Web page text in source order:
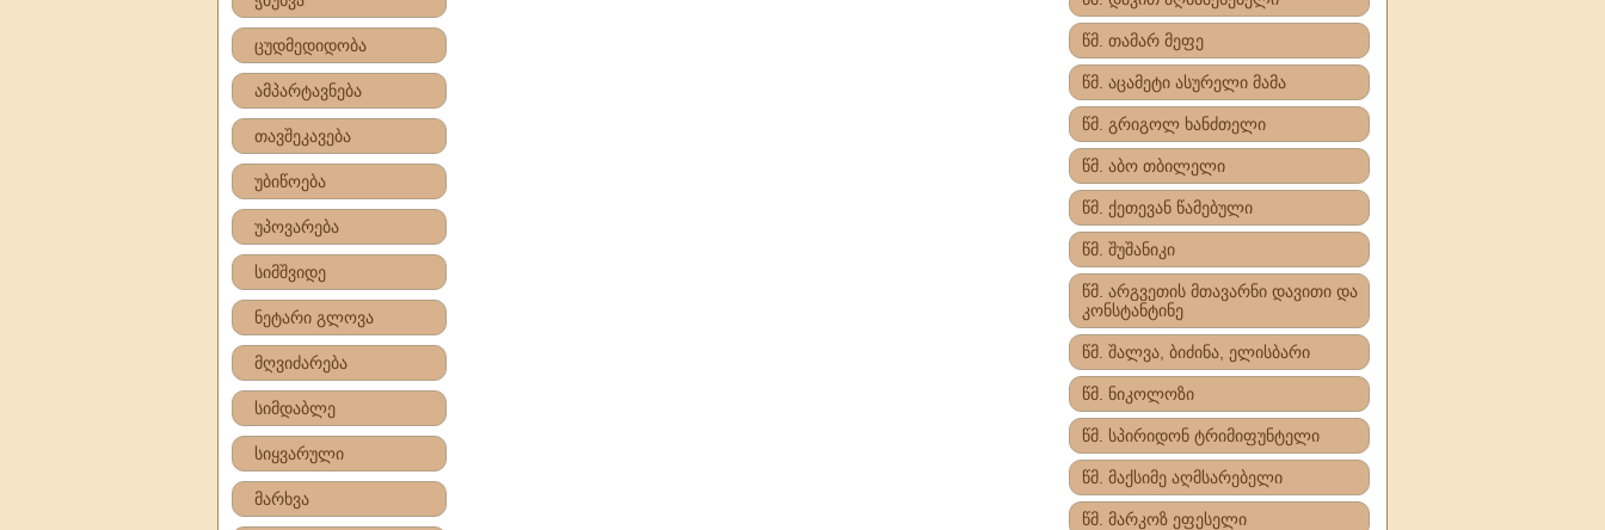
ცუდმედიდობა
ამპარტავნება
თავშეკავება
უბიწოება
უპოვარება
სიმშვიდე
ნეტარი გლოვა
მღვიძარება
სიმდაბლე
სიყვარული
მარხვა
წმ. თამარ მეფე
წმ. აცამეტი ასურელი მამა
წმ. გრიგოლ ხანძთელი
წმ. აბო თბილელი
წმ. ქეთევან წამებული
წმ. შუშანიკი
წმ. არგვეთის მთავარნი დავითი და
კონსტანტინე
წმ. შალვა, ბიძინა, ელისბარი
წმ. ნიკოლოზი
წმ. სპირიდონ ტრიმიფუნტელი
წმ. მაქსიმე აღმსარებელი
წმ. მარკოზ ეფესელი